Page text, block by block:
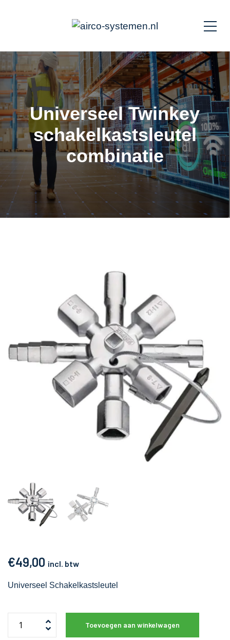
Universeel Twinkey
schakelkastsleutel
combinatie
€49,00 incl. btw
Universeel Schakelkastsleutel
Toevoegen aan winkelwagen